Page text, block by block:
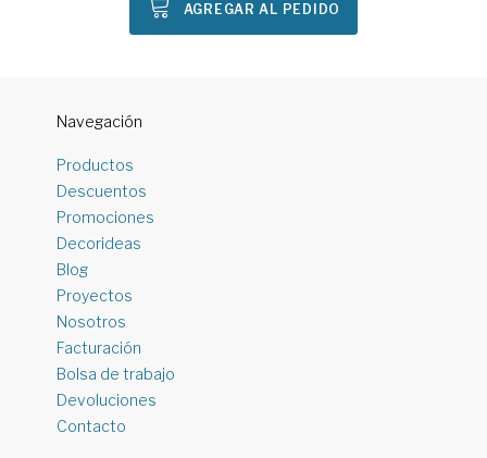
AGREGAR AL PEDIDO
Navegación
Productos
Descuentos
Promociones
Decorideas
Blog
Proyectos
Nosotros
Facturación
Bolsa de trabajo
Devoluciones
Contacto